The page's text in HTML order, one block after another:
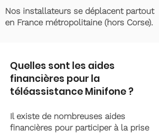
Nos installateurs se déplacent partout
en France métropolitaine (hors Corse).
Quelles sont les aides
financières pour la
téléassistance Minifone ?
Il existe de nombreuses aides
financières pour participer à la prise